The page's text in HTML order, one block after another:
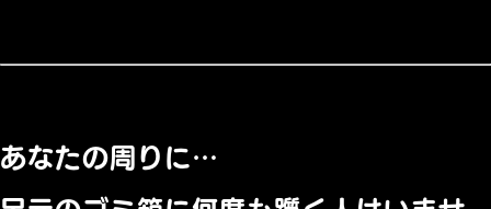
あなたの周りに…